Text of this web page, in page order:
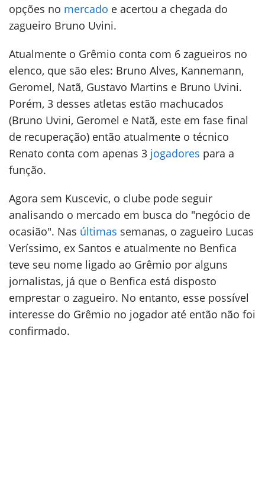
opções no mercado e acertou a chegada do
zagueiro Bruno Uvini.
Atualmente o Grêmio conta com 6 zagueiros no
elenco, que são eles: Bruno Alves, Kannemann,
Geromel, Natã, Gustavo Martins e Bruno Uvini.
Porém, 3 desses atletas estão machucados
(Bruno Uvini, Geromel e Natã, este em fase final
de recuperação) então atualmente o técnico
Renato conta com apenas 3 jogadores para a
função.
Agora sem Kuscevic, o clube pode seguir
analisando o mercado em busca do "negócio de
ocasião". Nas últimas semanas, o zagueiro Lucas
Veríssimo, ex Santos e atualmente no Benfica
teve seu nome ligado ao Grêmio por alguns
jornalistas, já que o Benfica está disposto
emprestar o zagueiro. No entanto, esse possível
interesse do Grêmio no jogador até então não foi
confirmado.